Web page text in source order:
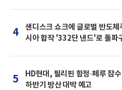
4
샌디스크 쇼크에 글로벌 반도
시아 합작 '332단 낸드'로 돌파
5
HD현대, 필리핀 함정·페루 잠
하반기 방산 대박 예고